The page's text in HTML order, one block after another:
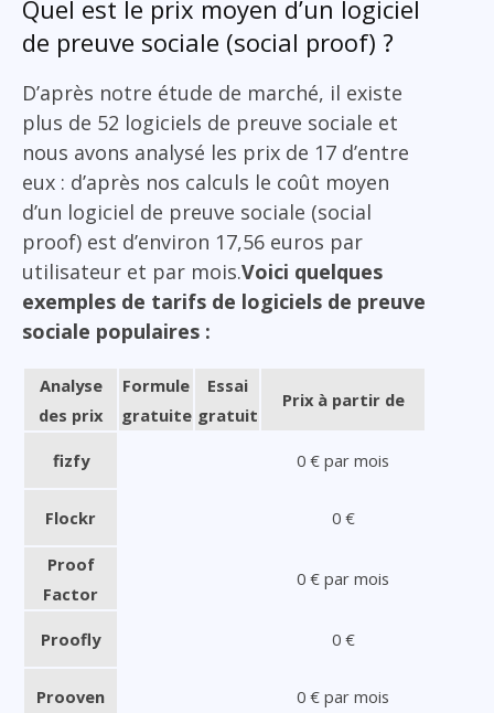
Quel est le prix moyen d’un logiciel
de preuve sociale (social proof) ?
D’après notre étude de marché, il existe
plus de 52 logiciels de preuve sociale et
nous avons analysé les prix de 17 d’entre
eux : d’après nos calculs le coût moyen
d’un logiciel de preuve sociale (social
proof) est d’environ 17,56 euros par
utilisateur et par mois.Voici quelques
exemples de tarifs de logiciels de preuve
sociale populaires :
Analyse
des prix
Formule
gratuite
Essai
gratuit
Prix à partir de
fizfy 0 € par mois
Flockr 0 €
Proof
Factor
0 € par mois
Proofly 0 €
Prooven 0 € par mois